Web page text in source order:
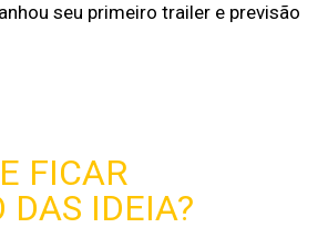
seu primeiro trailer e previsão
FICAR
IDEIA?